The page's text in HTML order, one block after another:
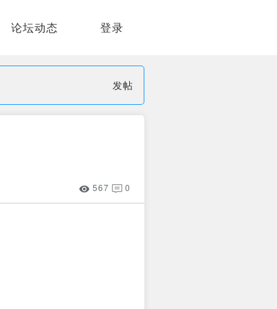
论坛动态 登录
发帖
567 0